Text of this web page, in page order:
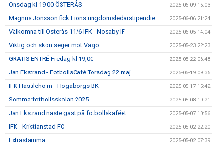
Onsdag kl 19,00 ÖSTERÅS 2025-06-09 16:03
Magnus Jönsson fick Lions ungdomsledarstipendie 2025-06-06 21:24
Välkomna till Österås 11/6 IFK - Nosaby IF 2025-06-05 14:04
Viktig och skön seger mot Växjö 2025-05-23 22:23
GRATIS ENTRÉ Fredag kl 19,00 2025-05-22 06:48
Jan Ekstrand - FotbollsCafé Torsdag 22 maj 2025-05-19 09:36
IFK Hässleholm - Högaborgs BK 2025-05-17 15:42
Sommarfotbollsskolan 2025 2025-05-08 19:21
Jan Ekstrand näste gäst på fotbollskaféet 2025-05-07 10:56
IFK - Kristianstad FC 2025-05-02 22:20
Extrastämma 2025-05-02 07:39